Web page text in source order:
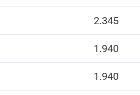
2.345
1.940
1.940